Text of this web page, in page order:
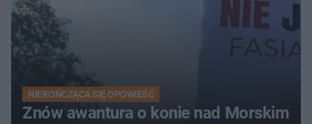
NIEKOŃCZĄCA SIĘ OPOWIEŚĆ
Znów awantura o konie nad Morskim